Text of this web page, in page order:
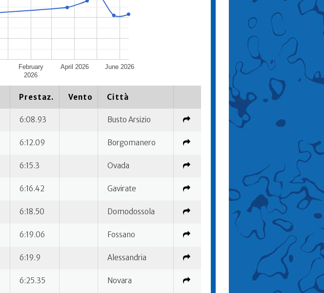
February
2026
April 2026 June 2026
Prestaz. Vento Città
6:08.93 Busto Arsizio
6:12.09 Borgomanero
6:15.3 Ovada
6:16.42 Gavirate
6:18.50 Domodossola
6:19.06 Fossano
6:19.9 Alessandria
6:25.35 Novara